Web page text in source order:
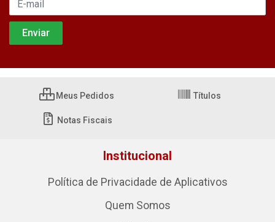
Meus Pedidos Títulos
Notas Fiscais
Institucional
Política de Privacidade de Aplicativos
Quem Somos